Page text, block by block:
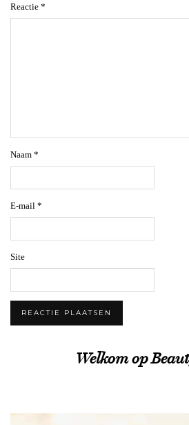
Reactie *
Naam *
E-mail *
Site
Welkom op